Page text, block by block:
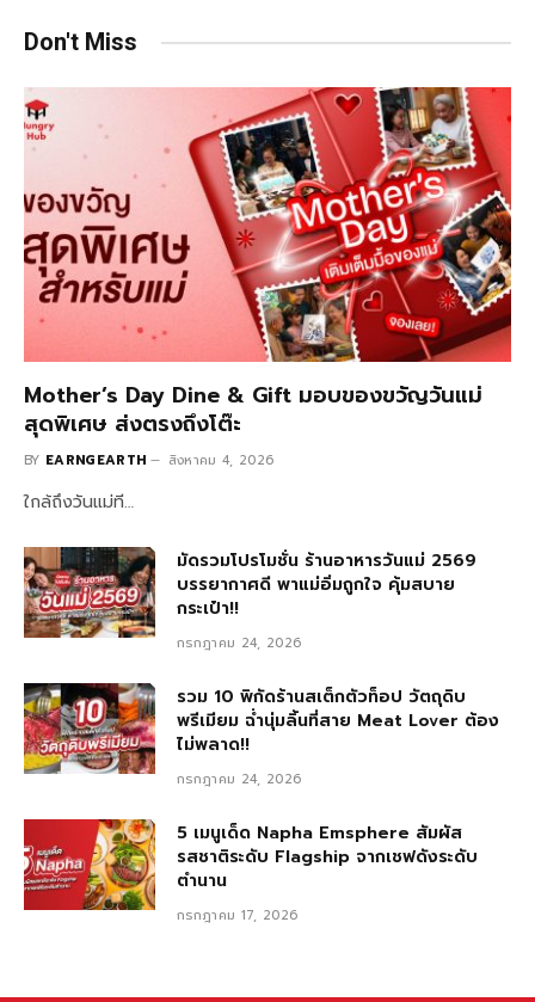
Don't Miss
Mother’s Day Dine & Gift มอบของขวัญวันแม่
สุดพิเศษ ส่งตรงถึงโต๊ะ
BY EARNGEARTH สิงหาคม 4, 2026
ใกล้ถึงวันแม่ที…
มัดรวมโปรโมชั่น ร้านอาหารวันแม่ 2569
บรรยากาศดี พาแม่อิ่มถูกใจ คุ้มสบาย
กระเป๋า!!
กรกฎาคม 24, 2026
รวม 10 พิกัดร้านสเต็กตัวท็อป วัตถุดิบ
พรีเมียม ฉ่ำนุ่มลิ้นที่สาย Meat Lover ต้อง
ไม่พลาด!!
กรกฎาคม 24, 2026
5 เมนูเด็ด Napha Emsphere สัมผัส
รสชาติระดับ Flagship จากเชฟดังระดับ
ตำนาน
กรกฎาคม 17, 2026